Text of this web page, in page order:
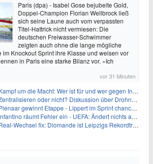
Paris (dpa) - Isabel Gose bejubelte Gold,
Doppel-Champion Florian Wellbrock ließ
sich seine Laune auch vom verpassten
Titel-Hattrick nicht vermiesen: Die
deutschen Freiwasser-Schwimmer
zeigten auch ohne die lange mögliche
im Knockout Sprint ihre Klasse und weisen vor
in Paris eine starke Bilanz vor. «Ich
vor 31 Minuten
um die Macht: Wer ist für und wer gegen Infantino?
oder nicht? Diskussion über Drohnenabwehr
gewinnt Etappe - Lippert im Sprint chancenlos
räumt Fehler ein - UEFA: Ändert nichts an Boykott
Wechsel fix: Diomande ist Leipzigs Rekordtransfer